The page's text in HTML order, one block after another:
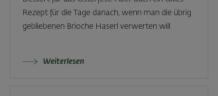
Rezept für die Tage danach, wenn man die übrig
gebliebenen Brioche Haserl verwerten will.
Weiterlesen